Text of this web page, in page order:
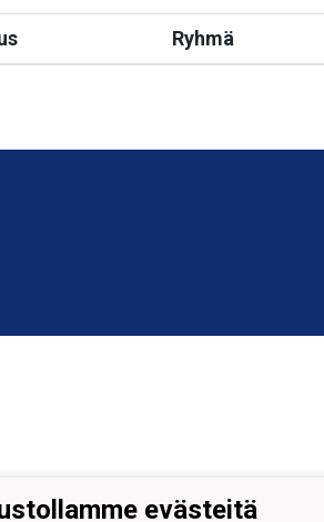
Ryhmä
evästeitä